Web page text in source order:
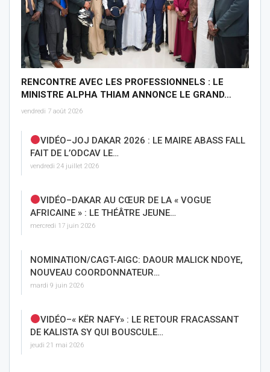
RENCONTRE AVEC LES PROFESSIONNELS : LE
MINISTRE ALPHA THIAM ANNONCE LE GRAND…
vendredi 7 août 2026
VIDÉO–JOJ DAKAR 2026 : LE MAIRE ABASS FALL
FAIT DE L’ODCAV LE…
vendredi 24 juillet 2026
VIDÉO–DAKAR AU CŒUR DE LA « VOGUE
AFRICAINE » : LE THÉÂTRE JEUNE…
mercredi 17 juin 2026
NOMINATION/CAGT-AIGC: DAOUR MALICK NDOYE,
NOUVEAU COORDONNATEUR…
mardi 9 juin 2026
VIDÉO–« KËR NAFY» : LE RETOUR FRACASSANT
DE KALISTA SY QUI BOUSCULE…
jeudi 21 mai 2026